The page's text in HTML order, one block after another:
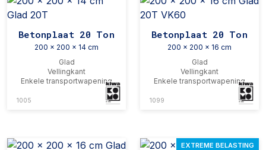
Betonplaat 20 Ton
200 x 200 x 14 cm
Glad
Vellingkant
Enkele transportwapening
1005
Betonplaat 20 Ton
200 x 200 x 16 cm
Glad
Vellingkant
Enkele transportwapening
1099
EXTREME BELASTING